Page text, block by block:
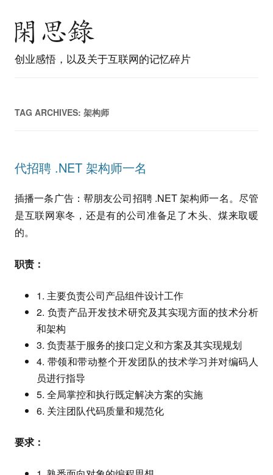
创业感悟，以及关于互联网的记忆碎片
TAG ARCHIVES: 架构师
代招聘 .NET 架构师一名
插播一条广告：帮朋友公司招聘 .NET 架构师一名。尽管
是互联网寒冬，还是有的公司准备足了木头、煤来取暖
的。
职责：
1. 主要负责公司产品组件设计工作
2. 负责产品开发技术研究及其实现方面的技术分析
和架构
3. 负责基于服务的接口定义和方案及其实现规划
4. 带领和带动整个开发团队的技术学习并对编码人
员进行指导
5. 全局掌控和执行既定解决方案的实施
6. 关注团队代码质量和规范化
要求：